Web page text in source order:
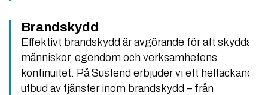
Brandskydd
Effektivt brandskydd är avgörande för att skydda
människor, egendom och verksamhetens
kontinuitet. På Sustend erbjuder vi ett heltäckande
utbud av tjänster inom brandskydd – från